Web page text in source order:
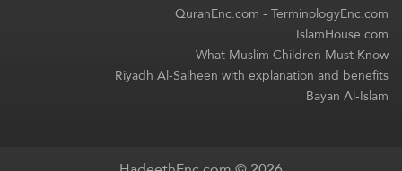
QuranEnc.com-TerminologyEnc.com
IslamHouse.com
What Muslim Children Must Know
Riyadh Al-Salheen with explanation and benefits
Bayan Al-Islam